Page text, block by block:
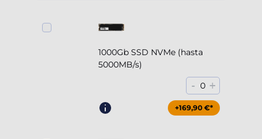
1000Gb SSD NVMe (hasta
5000MB/s)
- 0 +
+169,90 €*